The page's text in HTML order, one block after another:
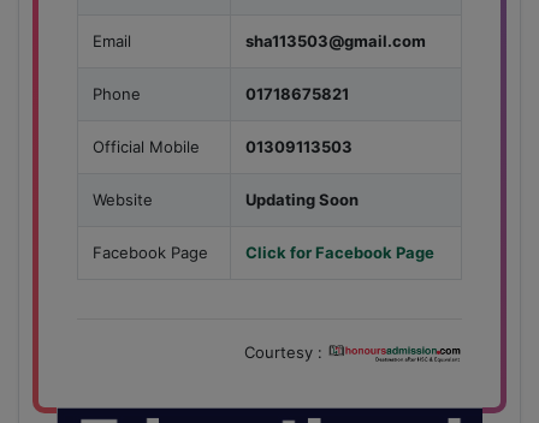
Email sha113503@gmail.com
Phone 01718675821
Official Mobile 01309113503
Website Updating Soon
Facebook Page Click for Facebook Page
Courtesy :